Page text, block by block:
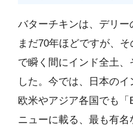
バターチキンは、デリ
まだ70年ほどですが、
で瞬く間にインド全土、
した。今では、日本のイ
欧米やアジア各国でも
ニューに載る、最も有